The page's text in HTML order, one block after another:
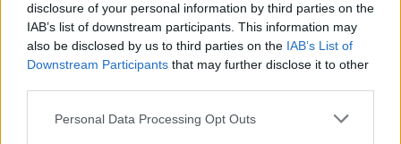
disclosure of your personal information by third parties on the
IAB’s list of downstream participants. This information may
also be disclosed by us to third parties on the IAB’s List of
Downstream Participants that may further disclose it to other
Personal Data Processing Opt Outs